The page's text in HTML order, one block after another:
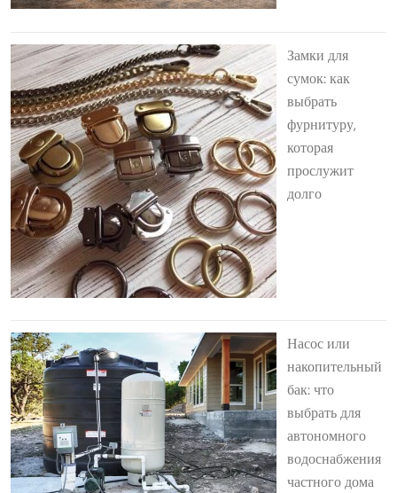
Замки для
сумок: как
выбрать
фурнитуру,
которая
прослужит
долго
Насос или
накопительный
бак: что
выбрать для
автономного
водоснабжения
частного дома